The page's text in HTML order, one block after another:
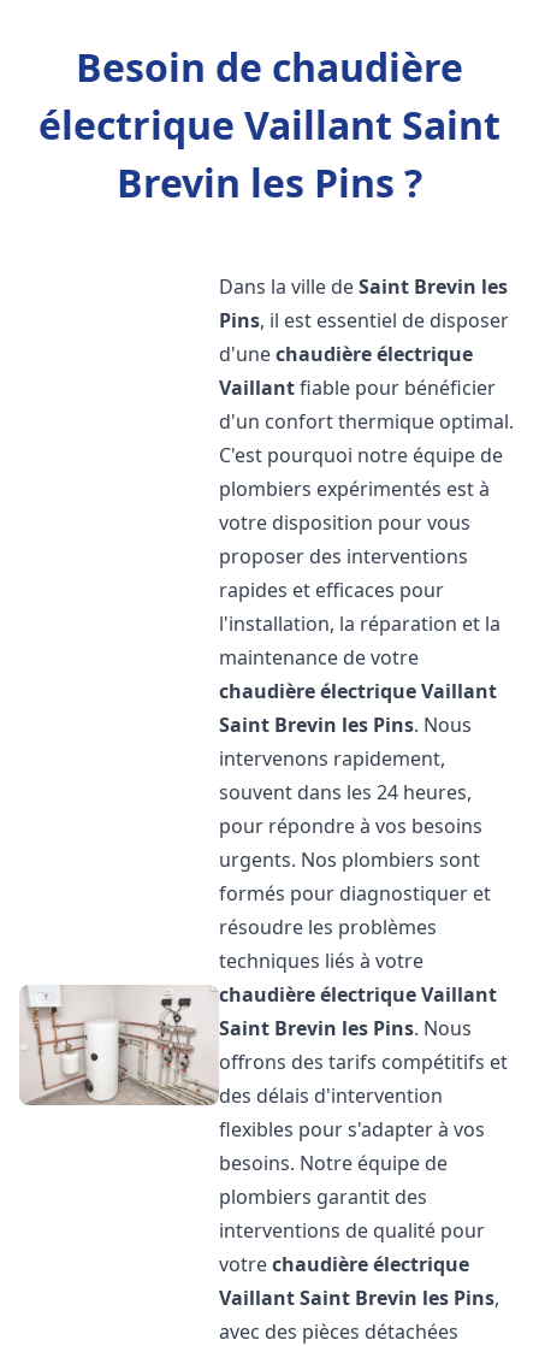
Besoin de chaudière
électrique Vaillant Saint
Brevin les Pins ?
Dans la ville deSaint Brevin les
Pins, il est essentiel de disposer
d'unechaudière électrique
Vaillantfiable pour bénéficier
d'un confort thermique optimal.
C'est pourquoi notre équipe de
plombiers expérimentés est à
votre disposition pour vous
proposer des interventions
rapides et efficaces pour
l'installation, la réparation et la
maintenance de votre
chaudière électrique Vaillant
Saint Brevin les Pins. Nous
intervenons rapidement,
souvent dans les 24 heures,
pour répondre à vos besoins
urgents. Nos plombiers sont
formés pour diagnostiquer et
résoudre les problèmes
techniques liés à votre
chaudière électrique Vaillant
Saint Brevin les Pins. Nous
offrons des tarifs compétitifs et
des délais d'intervention
flexibles pour s'adapter à vos
besoins. Notre équipe de
plombiers garantit des
interventions de qualité pour
votrechaudière électrique
VaillantSaint Brevin les Pins,
avec des pièces détachées